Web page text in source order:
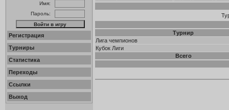
Имя:
Пароль:
Регистрация
Турниры
Статистика
Переходы
Ссылки
Выход
Турнир
Лига чемпионов
Кубок Лиги
Всего